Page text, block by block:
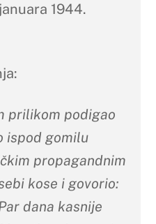
1944.
prilikom podigao
ispod gomilu
propagandnim
kose i govorio:
dana kasnije